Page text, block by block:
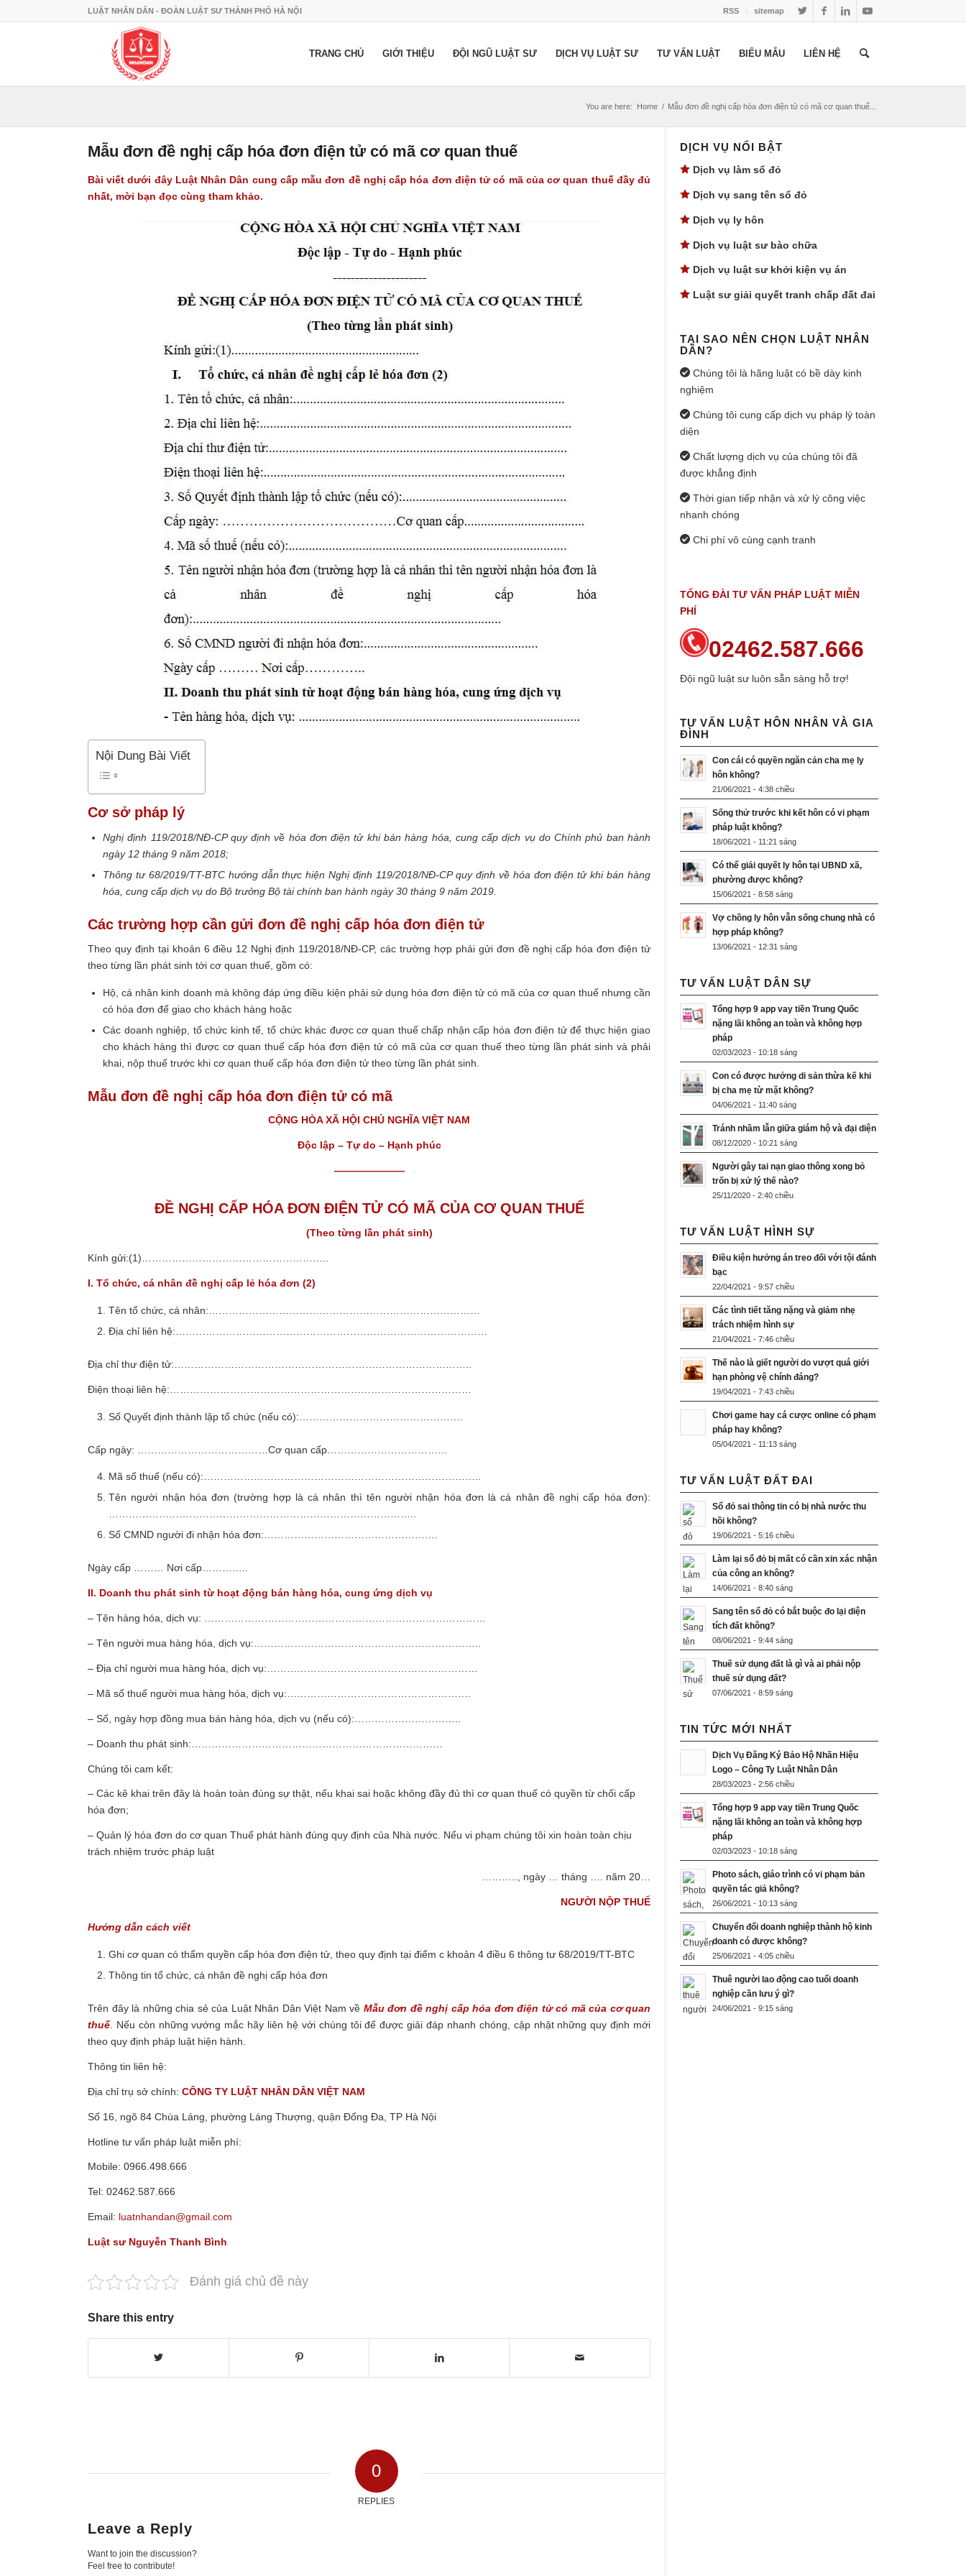
RSS sitemap
LUẬT NHÂN DÂN - ĐOÀN LUẬT SƯ THÀNH PHỐ HÀ NỘI
TRANG CHỦ GIỚI THIỆU ĐỘI NGŨ LUẬT SƯ DỊCH VỤ LUẬT SƯ TƯ VẤN LUẬT BIỂU MẪU LIÊN HỆ
You are here: Home / Mẫu đơn đề nghị cấp hóa đơn điện tử có mã cơ quan thuế...
Mẫu đơn đề nghị cấp hóa đơn điện tử có mã cơ quan thuế
Bài viết dưới đây Luật Nhân Dân cung cấp mẫu đơn đề nghị cấp hóa đơn điện tử có mã của cơ quan thuếđầy đủ
nhất, mời bạn đọc cùng tham khảo.
Nội Dung Bài Viết
Cơ sở pháp lý
Nghị định 119/2018/NĐ-CP quy định về hóa đơn điện tử khi bán hàng hóa, cung cấp dịch vụ do Chính phủ ban hành
ngày 12 tháng 9 năm 2018;
Thông tư 68/2019/TT-BTC hướng dẫn thực hiện Nghị định 119/2018/NĐ-CP quy định về hóa đơn điện tử khi bán hàng
hóa, cung cấp dịch vụ do Bộ trưởng Bộ tài chính ban hành ngày 30 tháng 9 năm 2019.
Các trường hợp cần gửi đơn đề nghị cấp hóa đơn điện tử
Theo quy định tại khoản 6 điều 12 Nghị định 119/2018/NĐ-CP, các trường hợp phải gửi đơn đề nghị cấp hóa đơn điện tử
theo từng lần phát sinh tới cơ quan thuế, gồm có:
Hộ, cá nhân kinh doanh mà không đáp ứng điều kiện phải sử dụng hóa đơn điện tử có mã của cơ quan thuế nhưng cần
có hóa đơn để giao cho khách hàng hoặc
Các doanh nghiệp, tổ chức kinh tế, tổ chức khác được cơ quan thuế chấp nhận cấp hóa đơn điện tử để thực hiện giao
cho khách hàng thì được cơ quan thuế cấp hóa đơn điện tử có mã của cơ quan thuế theo từng lần phát sinh và phải
khai, nộp thuế trước khi cơ quan thuế cấp hóa đơn điện tử theo từng lần phát sinh.
Mẫu đơn đề nghị cấp hóa đơn điện tử có mã
CỘNG HÒA XÃ HỘI CHỦ NGHĨA VIỆT NAM
Độc lập – Tự do – Hạnh phúc
———————
ĐỀ NGHỊ CẤP HÓA ĐƠN ĐIỆN TỬ CÓ MÃ CỦA CƠ QUAN THUẾ
(Theo từng lần phát sinh)
Kính gửi:(1)………………………………………………..
I. Tổ chức, cá nhân đề nghị cấp lẻ hóa đơn (2)
Tên tổ chức, cá nhân:………………………………………………………………………
Địa chỉ liên hệ:…………………………………………………………………………………
Địa chỉ thư điện tử:……………………………………………………………………………..
Điện thoại liên hệ:………………………………………………………………………………
Số Quyết định thành lập tổ chức (nếu có):………………………………………….
Cấp ngày: …………………………………Cơ quan cấp………………………………
Mã số thuế (nếu có):………………………………………………………………………..
Tên người nhận hóa đơn (trường hợp là cá nhân thì tên người nhận hóa đơn là cá nhân đề nghị cấp hóa đơn):
………………………………………………………………………………..
Số CMND người đi nhận hóa đơn:…………………………………………….
Ngày cấp ……… Nơi cấp…………..
II. Doanh thu phát sinh từ hoạt động bán hàng hóa, cung ứng dịch vụ
– Tên hàng hóa, dịch vụ: …………………………………………………………………………
– Tên người mua hàng hóa, dịch vụ:…………………………………………………………..
– Địa chỉ người mua hàng hóa, dịch vụ:………………………………………………………
– Mã số thuế người mua hàng hóa, dịch vụ:……………………………………………….
– Số, ngày hợp đồng mua bán hàng hóa, dịch vụ (nếu có):…………………………..
– Doanh thu phát sinh:…………………………………………………………………
Chúng tôi cam kết:
– Các kê khai trên đây là hoàn toàn đúng sự thật, nếu khai sai hoặc không đầy đủ thì cơ quan thuế có quyền từ chối cấp
hóa đơn;
– Quản lý hóa đơn do cơ quan Thuế phát hành đúng quy định của Nhà nước. Nếu vi phạm chúng tôi xin hoàn toàn chịu
trách nhiệm trước pháp luật
……….., ngày … tháng …. năm 20…
NGƯỜI NỘP THUẾ
Hướng dẫn cách viết
Ghi cơ quan có thẩm quyền cấp hóa đơn điện tử, theo quy định tại điểm c khoản 4 điều 6 thông tư 68/2019/TT-BTC
Thông tin tổ chức, cá nhân đề nghị cấp hóa đơn
Trên đây là những chia sẻ của Luật Nhân Dân Việt Nam về Mẫu đơn đề nghị cấp hóa đơn điện tử có mã của cơ quan
thuế. Nếu còn những vướng mắc hãy liên hệ với chúng tôi để được giải đáp nhanh chóng, cập nhật những quy định mới
theo quy định pháp luật hiện hành.
Thông tin liên hệ:
Địa chỉ trụ sở chính: CÔNG TY LUẬT NHÂN DÂN VIỆT NAM
Số 16, ngõ 84 Chùa Láng, phường Láng Thượng, quận Đống Đa, TP Hà Nội
Hotline tư vấn pháp luật miễn phí:
Mobile: 0966.498.666
Tel: 02462.587.666
Email: luatnhandan@gmail.com
Luật sư Nguyễn Thanh Bình
Đánh giá chủ đề này
Share this entry
0
REPLIES
Leave a Reply
Want to join the discussion?
Feel free to contribute!
DỊCH VỤ NỔI BẬT
Dịch vụ làm sổ đỏ
Dịch vụ sang tên sổ đỏ
Dịch vụ ly hôn
Dịch vụ luật sư bào chữa
Dịch vụ luật sư khởi kiện vụ án
Luật sư giải quyết tranh chấp đất đai
TẠI SAO NÊN CHỌN LUẬT NHÂN
DÂN?
Chúng tôi là hãng luật có bề dày kinh
nghiệm
Chúng tôi cung cấp dịch vụ pháp lý toàn
diện
Chất lượng dịch vụ của chúng tôi đã
được khẳng định
Thời gian tiếp nhận và xử lý công việc
nhanh chóng
Chi phí vô cùng cạnh tranh
TỔNG ĐÀI TƯ VẤN PHÁP LUẬT MIỄN
PHÍ
02462.587.666
Đội ngũ luật sư luôn sẵn sàng hỗ trợ!
TƯ VẤN LUẬT HÔN NHÂN VÀ GIA
ĐÌNH
Con cái có quyền ngăn cản cha mẹ ly
hôn không?
21/06/2021 - 4:38 chiều
Sống thử trước khi kết hôn có vi phạm
pháp luật không?
18/06/2021 - 11:21 sáng
Có thể giải quyết ly hôn tại UBND xã,
phường được không?
15/06/2021 - 8:58 sáng
Vợ chồng ly hôn vẫn sống chung nhà có
hợp pháp không?
13/06/2021 - 12:31 sáng
TƯ VẤN LUẬT DÂN SỰ
Tổng hợp 9 app vay tiền Trung Quốc
nặng lãi không an toàn và không hợp
pháp
02/03/2023 - 10:18 sáng
Con có được hưởng di sản thừa kế khi
bị cha mẹ từ mặt không?
04/06/2021 - 11:40 sáng
Tránh nhầm lẫn giữa giám hộ và đại diện
08/12/2020 - 10:21 sáng
Người gây tai nạn giao thông xong bỏ
trốn bị xử lý thế nào?
25/11/2020 - 2:40 chiều
TƯ VẤN LUẬT HÌNH SỰ
Điều kiện hưởng án treo đối với tội đánh
bạc
22/04/2021 - 9:57 chiều
Các tình tiết tăng nặng và giảm nhẹ
trách nhiệm hình sự
21/04/2021 - 7:46 chiều
Thế nào là giết người do vượt quá giới
hạn phòng vệ chính đáng?
19/04/2021 - 7:43 chiều
Chơi game hay cá cược online có phạm
pháp hay không?
05/04/2021 - 11:13 sáng
TƯ VẤN LUẬT ĐẤT ĐAI
Sổ đỏ sai thông tin có bị nhà nước thu
hồi không?
19/06/2021 - 5:16 chiều
Làm lại sổ đỏ bị mất có cần xin xác nhận
của công an không?
14/06/2021 - 8:40 sáng
Sang tên sổ đỏ có bắt buộc đo lại diện
tích đất không?
08/06/2021 - 9:44 sáng
Thuế sử dụng đất là gì và ai phải nộp
thuế sử dụng đất?
07/06/2021 - 8:59 sáng
TIN TỨC MỚI NHẤT
Dịch Vụ Đăng Ký Bảo Hộ Nhãn Hiệu
Logo – Công Ty Luật Nhân Dân
28/03/2023 - 2:56 chiều
Tổng hợp 9 app vay tiền Trung Quốc
nặng lãi không an toàn và không hợp
pháp
02/03/2023 - 10:18 sáng
Photo sách, giáo trình có vi phạm bản
quyền tác giả không?
26/06/2021 - 10:13 sáng
Chuyển đổi doanh nghiệp thành hộ kinh
doanh có được không?
25/06/2021 - 4:05 chiều
Thuê người lao động cao tuổi doanh
nghiệp cần lưu ý gì?
24/06/2021 - 9:15 sáng